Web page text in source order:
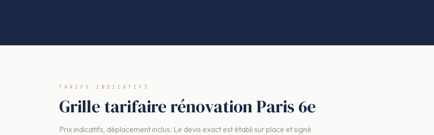
TARIFS INDICATIFS
Grille tarifaire rénovation Paris 6e
Prix indicatifs, déplacement inclus. Le devis exact est établi sur place et signé